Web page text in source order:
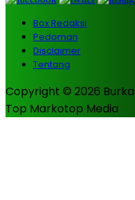
Box Redaksi
Pedoman
Disclaimer
Tentang
Copyright © 2026
Top Markotop Media